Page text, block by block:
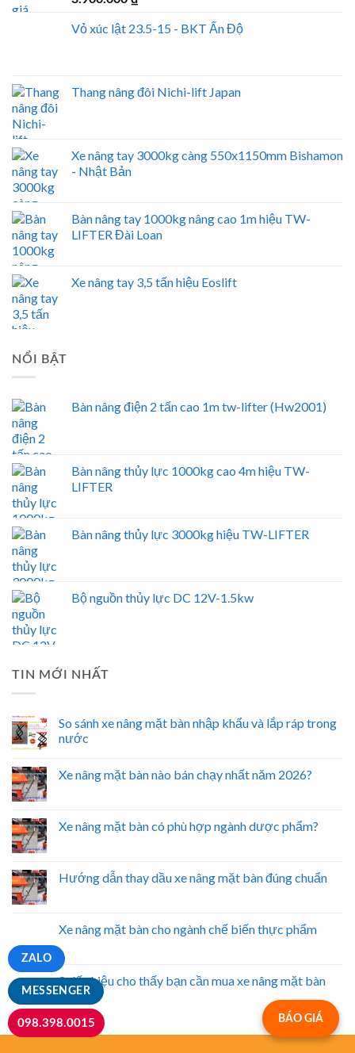
MESSENGER
ZALO
098.398.0015
Vỏ xúc lật 23.5-15 - BKT Ấn Độ
Thang nâng đôi Nichi-lift Japan
Xe nâng tay 3000kg càng 550x1150mm Bishamon
- Nhật Bản
Bàn nâng tay 1000kg nâng cao 1m hiệu TW-
LIFTER Đài Loan
Xe nâng tay 3,5 tấn hiệu Eoslift
NỔI BẬT
Bàn nâng điện 2 tấn cao 1m tw-lifter (Hw2001)
Bàn nâng thủy lực 1000kg cao 4m hiệu TW-
LIFTER
Bàn nâng thủy lực 3000kg hiệu TW-LIFTER
Bộ nguồn thủy lực DC 12V-1.5kw
TIN MỚI NHẤT
So sánh xe nâng mặt bàn nhập khẩu và lắp ráp trong
nước
Xe nâng mặt bàn nào bán chạy nhất năm 2026?
Xe nâng mặt bàn có phù hợp ngành dược phẩm?
Hướng dẫn thay dầu xe nâng mặt bàn đúng chuẩn
Xe nâng mặt bàn cho ngành chế biến thực phẩm
8 dấu hiệu cho thấy bạn cần mua xe nâng mặt bàn
ngay
BÁO GIÁ